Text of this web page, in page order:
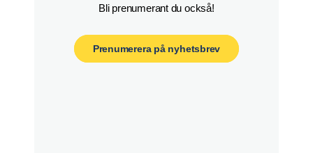
Bli prenumerant du också!
Prenumerera på nyhetsbrev